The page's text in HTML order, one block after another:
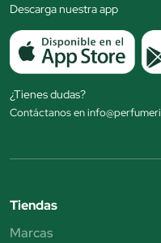
Descarga nuestra app
¿Tienes dudas?
Contáctanos en
Tiendas
Marcas